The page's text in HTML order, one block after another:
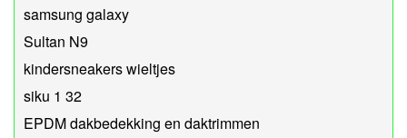
samsung galaxy
Sultan N9
kindersneakers wieltjes
siku 1 32
EPDM dakbedekking en daktrimmen